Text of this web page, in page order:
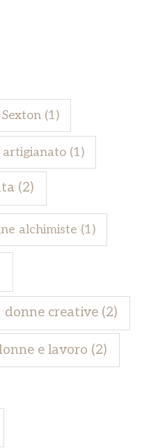
(1)
artigianato(1)
(2)
alchimiste (1)
donne creative (2)
e lavoro (2)